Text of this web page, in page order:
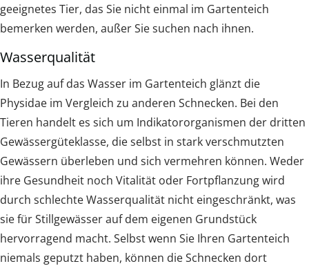
geeignetes Tier, das Sie nicht einmal im Gartenteich
bemerken werden, außer Sie suchen nach ihnen.
Wasserqualität
In Bezug auf das Wasser im Gartenteich glänzt die
Physidae im Vergleich zu anderen Schnecken. Bei den
Tieren handelt es sich um Indikatororganismen der dritten
Gewässergüteklasse, die selbst in stark verschmutzten
Gewässern überleben und sich vermehren können. Weder
ihre Gesundheit noch Vitalität oder Fortpflanzung wird
durch schlechte Wasserqualität nicht eingeschränkt, was
sie für Stillgewässer auf dem eigenen Grundstück
hervorragend macht. Selbst wenn Sie Ihren Gartenteich
niemals geputzt haben, können die Schnecken dort